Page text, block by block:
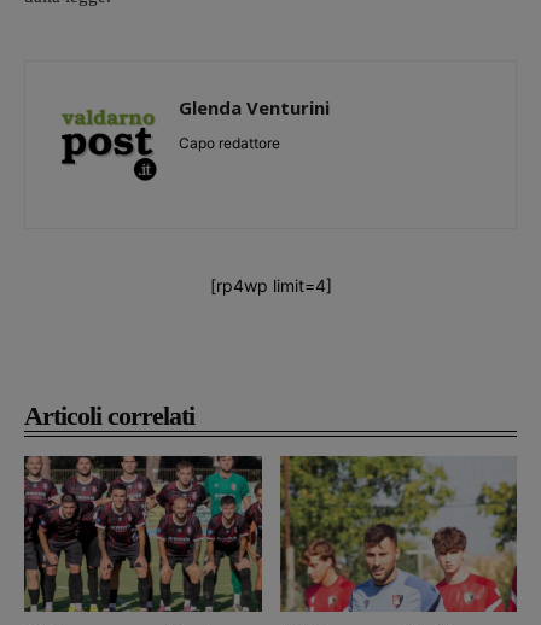
Articoli correlati
Glenda Venturini
Capo redattore
[rp4wp limit=4]